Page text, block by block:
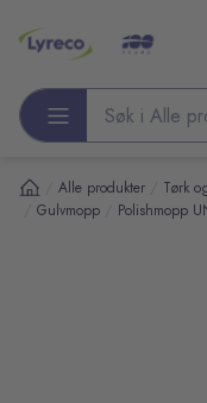
Søk etter
Alle produkter Tørk
Gulvmopp Polishmopp